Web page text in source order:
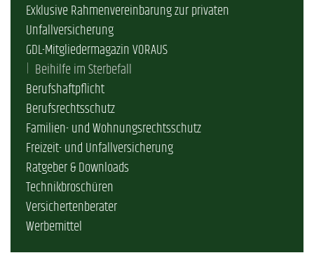
Exklusive Rahmenvereinbarung zur privaten
Unfallversicherung
GDL-Mitgliedermagazin VORAUS
Beihilfe im Sterbefall
Berufshaftpflicht
Berufsrechtsschutz
Familien- und Wohnungsrechtsschutz
Freizeit- und Unfallversicherung
Ratgeber & Downloads
Technikbroschüren
Versichertenberater
Werbemittel